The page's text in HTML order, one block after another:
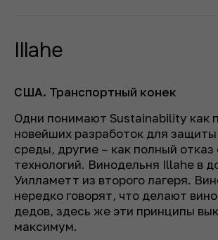
Illahe
США. Транспортный конек
Одни понимают Sustainability как
новейших разработок для
среды, другие – как полный отказ
технологий. Винодельня Illahe в
Уилламетт из второго лагеря.
нередко говорят, что делают
дедов, здесь же эти принципы
максимум.